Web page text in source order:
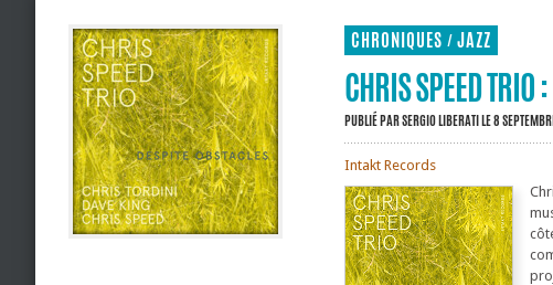
CHRONIQUES / JAZZ
CHRIS SPEED TRIO
PUBLIÉ PARSERGIO LIBERATILE 8
Intakt Records